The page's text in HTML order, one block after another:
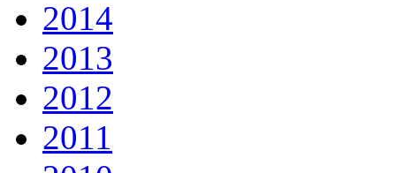
2014
2013
2012
2011